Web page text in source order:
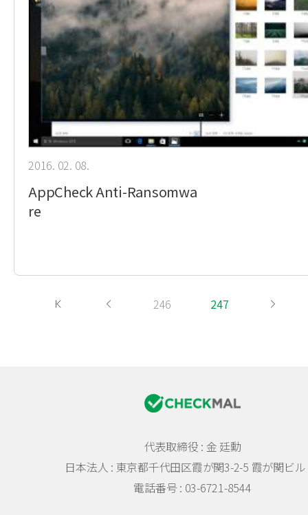
2016. 02. 08.
AppCheck Anti-Ransomwa
re
246 247
代表取締役 : 金 廷勳
日本法人 : 東京都千代田区霞が関3-2-5 霞が関ビル
電話番号 : 03-6721-8544